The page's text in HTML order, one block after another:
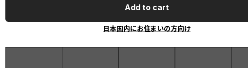
Add to cart
日本国内にお住まいの方向け